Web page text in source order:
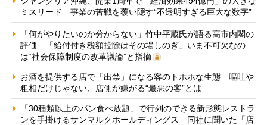
ミスリード 事業の苦戦を覆い隠す“不透明すぎる巨大な数字”
「何がやりたいのか分からない」竹中平蔵氏が語る高市内閣の
評価 「給付付き税額控除はその場しのぎ」いま不可欠なの
は“社会保障制度の改革議論”と指摘
お酒を提供する店で「出禁」になる客のトホホな生態 嘔吐や
粗相だけじゃない、店側が嫌がる“最悪の客”とは
「30種類以上のパン食べ放題」で行列のできる新形態レストラ
ンを手掛けるサンマルクホールディングス 同社に聞いた「店